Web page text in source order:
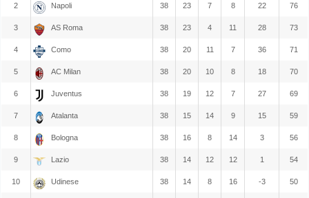
2 Napoli 38 23 7 8 22 76
3 AS Roma 38 23 4 11 28 73
4 Como 38 20 11 7 36 71
5 AC Milan 38 20 10 8 18 70
6 Juventus 38 19 12 7 27 69
7 Atalanta 38 15 14 9 15 59
8 Bologna 38 16 8 14 3 56
9 Lazio 38 14 12 12 1 54
10 Udinese 38 14 8 16 -3 50